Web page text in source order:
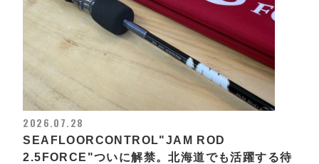
2026.07.28
SEAFLOORCONTROL"JAM ROD
2.5FORCE"ついに解禁。北海道でも活躍する待